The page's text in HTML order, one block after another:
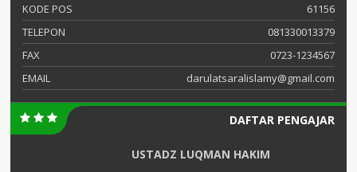
KODE POS
61156
TELEPON
081330013379
FAX
0723-1234567
EMAIL
darulatsaralislamy@gmail.com
DAFTAR PENGAJAR
USTADZ LUQMAN HAKIM